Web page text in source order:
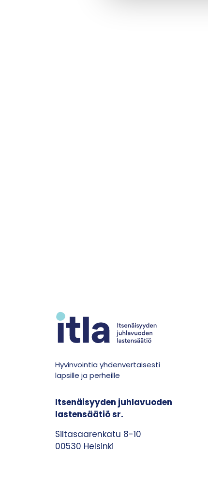
Hyvinvointia yhdenvertaisesti
lapsille ja perheille
Itsenäisyyden juhlavuoden
lastensäätiö sr.
Siltasaarenkatu 8-10
00530 Helsinki